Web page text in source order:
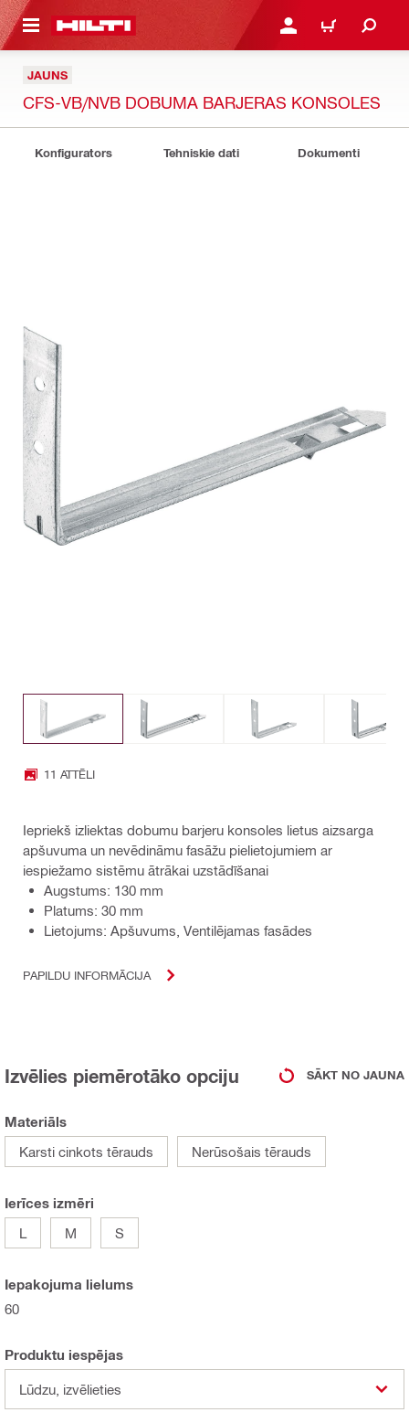
SATURU PIESLĒGTIES VAI
IEPIRKŠANĀS
JAUNS
CFS-VB/NVB DOBUMA BARJERAS KONSOLES
Konfigurators Tehniskie dati Dokumenti
11 ATTĒLI
Iepriekš izliektas dobumu barjeru konsoles lietus aizsarga
apšuvuma un nevēdināmu fasāžu pielietojumiem ar
iespiežamo sistēmu ātrākai uzstādīšanai
Augstums: 130 mm
Platums: 30 mm
Lietojums: Apšuvums, Ventilējamas fasādes
PAPILDU INFORMĀCIJA
Izvēlies piemērotāko opciju SĀKT NO JAUNA
Materiāls
Karsti cinkots tērauds
Nerūsošais tērauds
Ierīces izmēri
L
M S
Iepakojuma lielums
60
Produktu iespējas
Lūdzu, izvēlieties